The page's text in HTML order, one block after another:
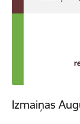
Izmaiņas